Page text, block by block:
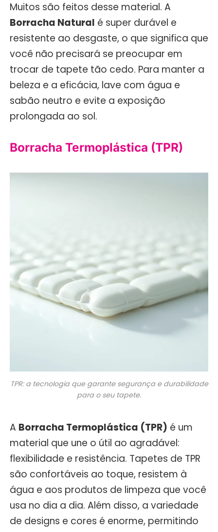
Muitos são feitos desse material. A
Borracha Natural é super durável e
resistente ao desgaste, o que significa que
você não precisará se preocupar em
trocar de tapete tão cedo. Para manter a
beleza e a eficácia, lave com água e
sabão neutro e evite a exposição
prolongada ao sol.
Borracha Termoplástica (TPR)
TPR: a tecnologia que garante segurança e durabilidade
para o seu tapete.
A Borracha Termoplástica (TPR) é um
material que une o útil ao agradável:
flexibilidade e resistência. Tapetes de TPR
são confortáveis ao toque, resistem à
água e aos produtos de limpeza que você
usa no dia a dia. Além disso, a variedade
de designs e cores é enorme, permitindo